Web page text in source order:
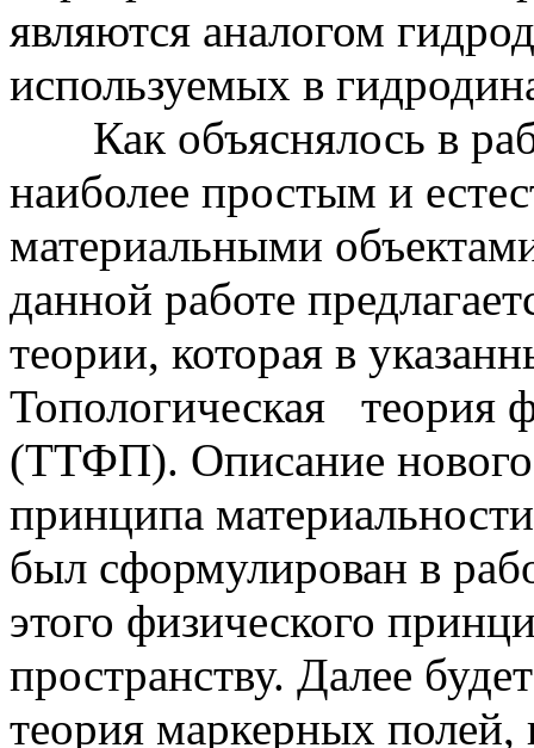
являются аналогом
используемых в
Как объяснялось в
наиболее простым и
материальными
данной работе
теории, которая в
Топологическая теория
(ТТФП). Описание нового
принципа
был сформулирован в
этого физического
пространству. Далее
теория маркерных полей,